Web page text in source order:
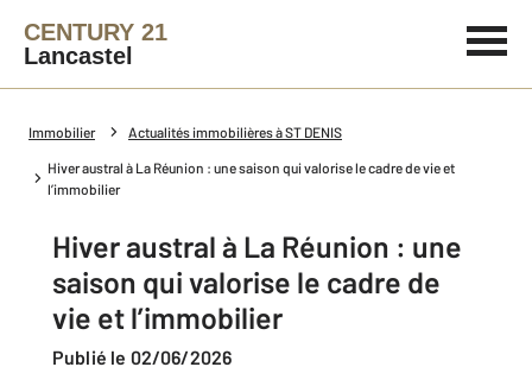
CENTURY 21
Lancastel
Immobilier Actualités immobilières à ST DENIS
Hiver austral à La Réunion : une saison qui valorise le cadre de vie et
l’immobilier
Hiver austral à La Réunion : une
saison qui valorise le cadre de
vie et l’immobilier
Publié le 02/06/2026